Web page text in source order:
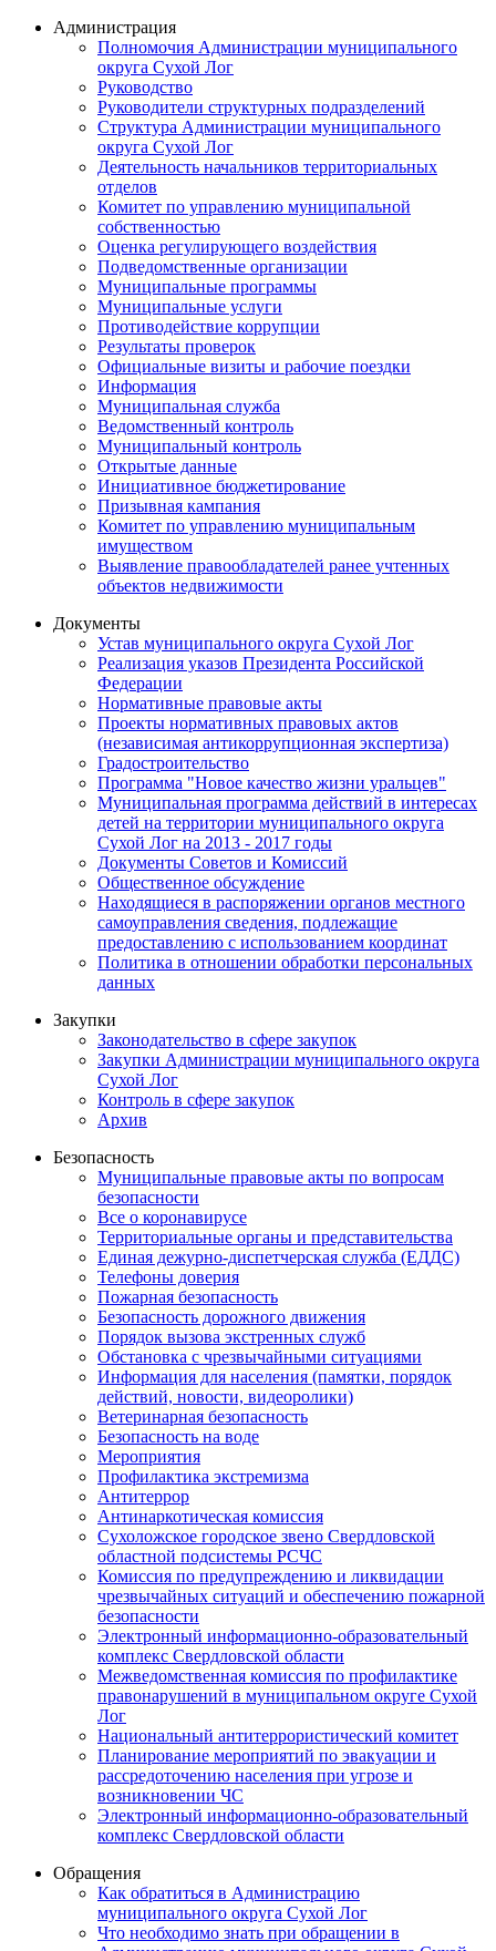
Администрация
Полномочия Администрации муниципального
округа Сухой Лог
Руководство
Руководители структурных подразделений
Структура Администрации муниципального
округа Сухой Лог
Деятельность начальников территориальных
отделов
Комитет по управлению муниципальной
собственностью
Оценка регулирующего воздействия
Подведомственные организации
Муниципальные программы
Муниципальные услуги
Противодействие коррупции
Результаты проверок
Официальные визиты и рабочие поездки
Информация
Муниципальная служба
Ведомственный контроль
Муниципальный контроль
Открытые данные
Инициативное бюджетирование
Призывная кампания
Комитет по управлению муниципальным
имуществом
Выявление правообладателей ранее учтенных
объектов недвижимости
Документы
Устав муниципального округа Сухой Лог
Реализация указов Президента Российской
Федерации
Нормативные правовые акты
Проекты нормативных правовых актов
(независимая антикоррупционная экспертиза)
Градостроительство
Программа "Новое качество жизни уральцев"
Муниципальная программа действий в интересах
детей на территории муниципального округа
Сухой Лог на 2013 - 2017 годы
Документы Советов и Комиссий
Общественное обсуждение
Находящиеся в распоряжении органов местного
самоуправления сведения, подлежащие
предоставлению с использованием координат
Политика в отношении обработки персональных
данных
Закупки
Законодательство в сфере закупок
Закупки Администрации муниципального округа
Сухой Лог
Контроль в сфере закупок
Архив
Безопасность
Муниципальные правовые акты по вопросам
безопасности
Все о коронавирусе
Территориальные органы и представительства
Единая дежурно-диспетчерская служба (ЕДДС)
Телефоны доверия
Пожарная безопасность
Безопасность дорожного движения
Порядок вызова экстренных служб
Обстановка с чрезвычайными ситуациями
Информация для населения (памятки, порядок
действий, новости, видеоролики)
Ветеринарная безопасность
Безопасность на воде
Мероприятия
Профилактика экстремизма
Антитеррор
Антинаркотическая комиссия
Сухоложское городское звено Свердловской
областной подсистемы РСЧС
Комиссия по предупреждению и ликвидации
чрезвычайных ситуаций и обеспечению пожарной
безопасности
Электронный информационно-образовательный
комплекс Cвердловской области
Межведомственная комиссия по профилактике
правонарушений в муниципальном округе Сухой
Лог
Национальный антитеррористический комитет
Планирование мероприятий по эвакуации и
рассредоточению населения при угрозе и
возникновении ЧС
Электронный информационно-образовательный
комплекс Свердловской области
Обращения
Как обратиться в Администрацию
муниципального округа Сухой Лог
Что необходимо знать при обращении в